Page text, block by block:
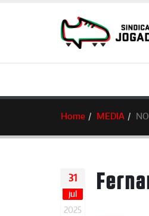
Home MEDIA
31
jul
2025